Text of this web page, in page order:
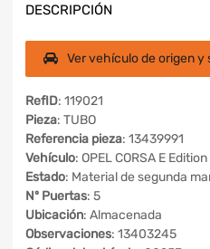
DESCRIPCIÓN
Ver vehículo de origen y
RefID: 119021
Pieza: TUBO
Referencia pieza: 13439991
Vehículo: OPEL CORSA E
Estado: Material de segunda
Nº Puertas: 5
Ubicación: Almacenada
Observaciones: 13403245